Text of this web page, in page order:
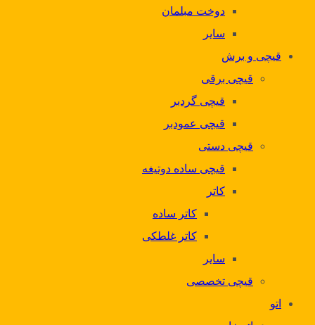
دوخت مبلمان
سایر
قیچی و برش
قیچی برقی
قیچی گردبر
قیچی عمودبر
قیچی دستی
قیچی ساده دوتیغه
کاتر
کاتر ساده
کاتر غلطکی
سایر
قیچی تخصصی
اتو